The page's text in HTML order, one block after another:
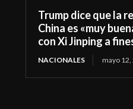
Trump dice que la
China es «muy
con Xi Jinping a
NACIONALES mayo 12,